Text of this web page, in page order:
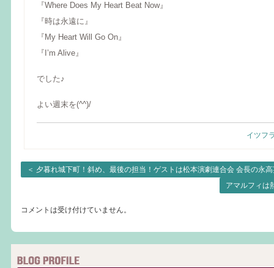
『Where Does My Heart Beat Now』
『時は永遠に』
『My Heart Will Go On』
『I’m Alive』
でした♪
よい週末を(^^)/
イツフ
＜ 夕暮れ城下町！斜め、最後の担当！ゲストは松本演劇連合会 会長の永
アマルフィは
コメントは受け付けていません。